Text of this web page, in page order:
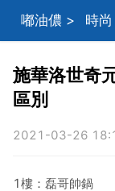
嘟油儂 > 時尚
施華洛世奇
區別
2021-03-26
1樓：磊哥帥鍋